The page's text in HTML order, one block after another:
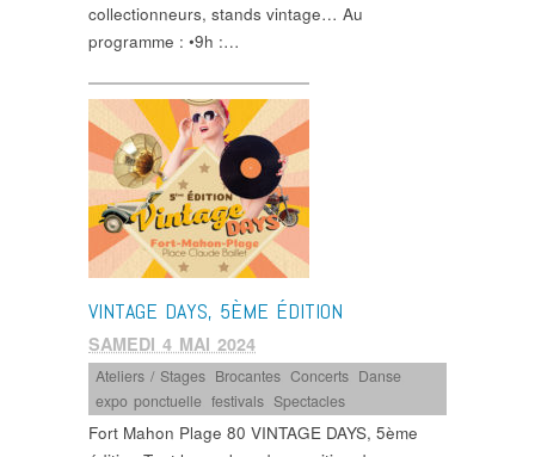
collectionneurs, stands vintage… Au
programme : •9h :…
VINTAGE DAYS, 5ÈME ÉDITION
SAMEDI 4 MAI 2024
Ateliers / Stages Brocantes ,Concerts Danse
expo ponctuelle ,festivals ,Spectacles
Fort Mahon Plage 80 VINTAGE DAYS, 5ème